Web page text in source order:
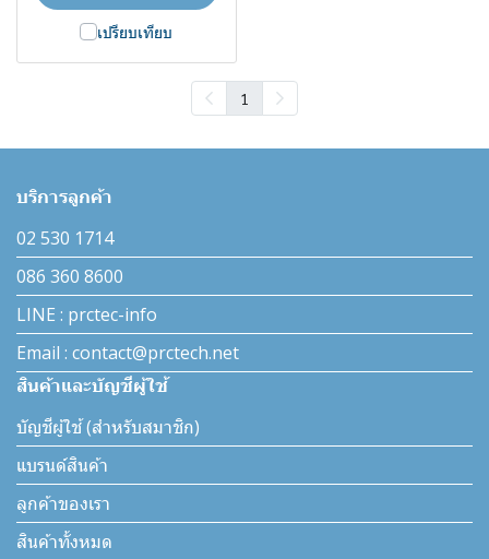
เปรียบเทียบ
1
บริการลูกค้า
02 530 1714
086 360 8600
LINE : prctec-info
Email : contact@prctech.net
สินค้าและบัญชีผู้ใช้
บัญชีผู้ใช้ (สำหรับสมาชิก)
แบรนด์สินค้า
ลูกค้าของเรา
สินค้าทั้งหมด